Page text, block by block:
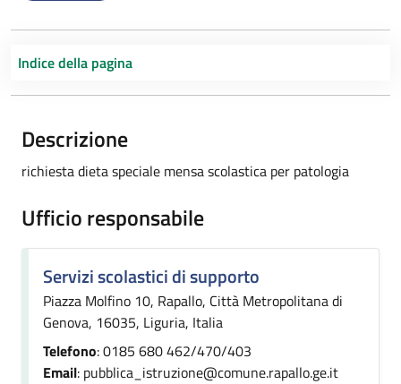
Indice della pagina
Descrizione
richiesta dieta speciale mensa scolastica per patologia
Ufficio responsabile
Servizi scolastici di supporto
Piazza Molfino 10, Rapallo, Città Metropolitana di
Genova, 16035, Liguria, Italia
Telefono: 0185 680 462/470/403
Email: pubblica_istruzione@comune.rapallo.ge.it